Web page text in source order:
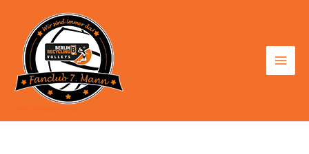
springen